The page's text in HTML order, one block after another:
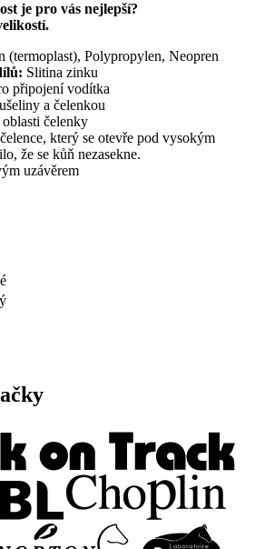
je pro vás nejlepší?
(termoplast), Polypropylen, Neopren
Slitina zinku
připojení vodítka
a čelenkou
čelenky
který se otevře pod vysokým
že se kůň nezasekne.
uzávěrem